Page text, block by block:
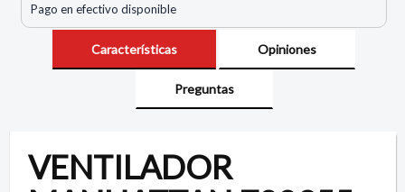
Pago en efectivo disponible
Características Opiniones
Preguntas
VENTILADOR